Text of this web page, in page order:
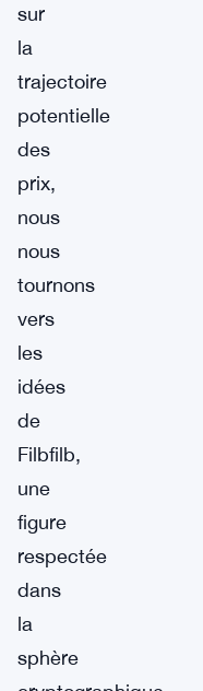
sur
la
trajectoire
potentielle
des
prix,
nous
nous
tournons
vers
les
idées
de
Filbfilb,
une
figure
respectée
dans
la
sphère